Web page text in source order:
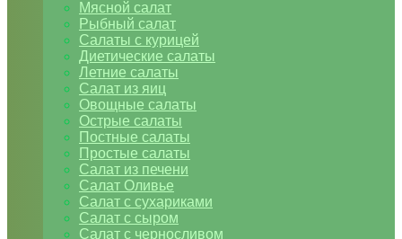
Мясной салат
Рыбный салат
Салаты с курицей
Диетические салаты
Летние салаты
Салат из яиц
Овощные салаты
Острые салаты
Постные салаты
Простые салаты
Салат из печени
Салат Оливье
Салат с сухариками
Салат с сыром
Салат с черносливом